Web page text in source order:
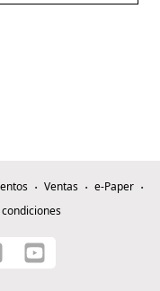
Ventas
e-Paper